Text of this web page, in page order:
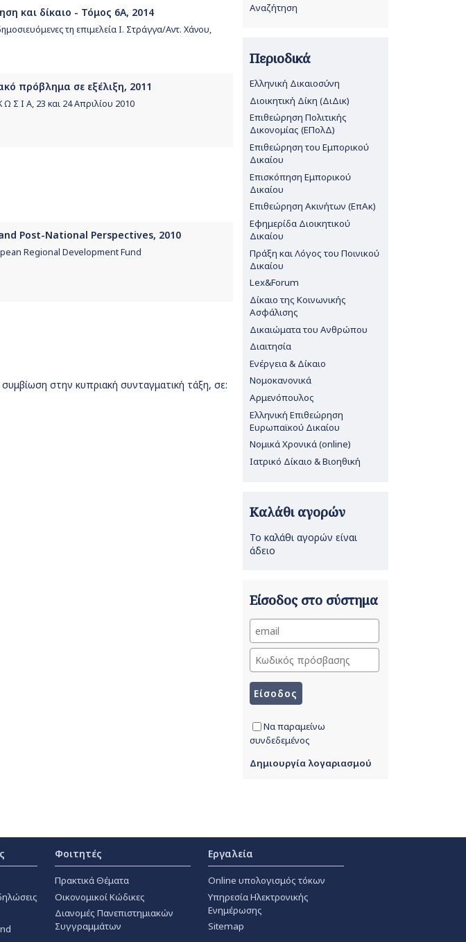
και δίκαιο - Τόμος 6Α, 2014
τη επιμελεία Ι. Στράγγα/Αντ. Χάνου,
πρόβλημα σε εξέλιξη, 2011
Σ Ι Α, 23 και 24 Απριλίου 2010
Post-National Perspectives, 2010
Regional Development Fund
στην κυπριακή συνταγματική τάξη, σε:
Αναζήτηση
Περιοδικά
Ελληνική Δικαιοσύνη
Διοικητική Δίκη (ΔιΔικ)
Επιθεώρηση Πολιτικής
Δικονομίας (ΕΠολΔ)
Επιθεώρηση του Εμπορικού
Δικαίου
Επισκόπηση Εμπορικού
Δικαίου
Επιθεώρηση Ακινήτων (ΕπΑκ)
Εφημερίδα Διοικητικού
Δικαίου
Πράξη και Λόγος του Ποινικού
Δικαίου
Lex&Forum
Δίκαιο της Κοινωνικής
Ασφάλισης
Δικαιώματα του Ανθρώπου
Διαιτησία
Ενέργεια & Δίκαιο
Νομοκανονικά
Αρμενόπουλος
Ελληνική Επιθεώρηση
Ευρωπαϊκού Δικαίου
Νομικά Χρονικά (online)
Ιατρικό Δίκαιο & Βιοηθική
Καλάθι αγορών
Το καλάθι αγορών είναι
άδειο
Είσοδος στο σύστημα
Να παραμείνω
συνδεδεμένος
Δημιουργία λογαριασμού
Φοιτητές
Πρακτικά Θέματα
Οικονομικοί Κώδικες
Διανομές Πανεπιστημιακών
Συγγραμμάτων
Εργαλεία
Online υπολογισμός τόκων
Υπηρεσία Ηλεκτρονικής
Ενημέρωσης
Sitemap